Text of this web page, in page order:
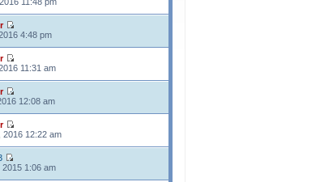
4:48 pm
11:31 am
12:08 am
2016 12:22 am
2015 1:06 am